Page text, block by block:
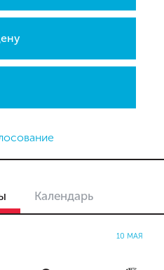
Календарь
10 МАЯ